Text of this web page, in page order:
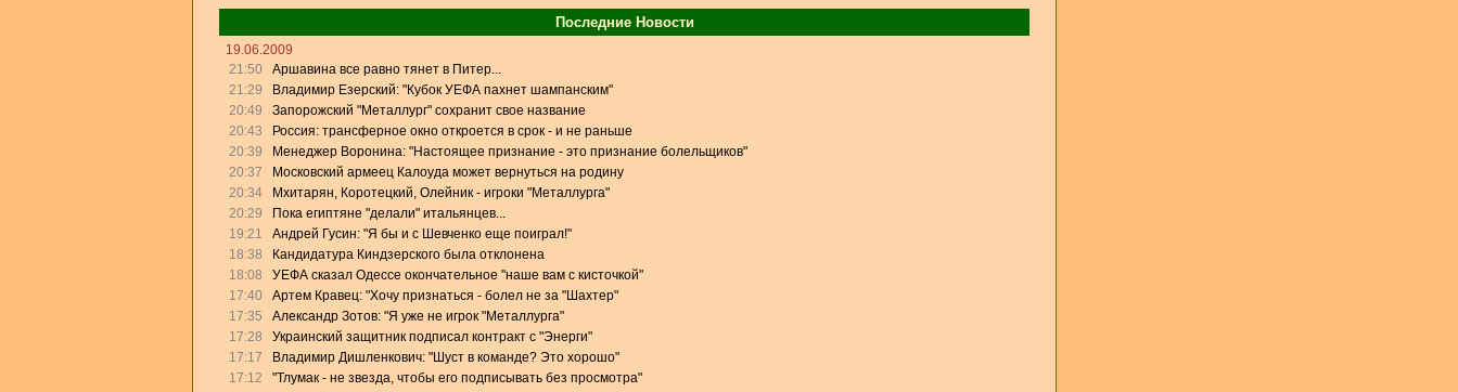
Последние Новости
19.06.2009
21:50
Аршавина все равно тянет в Питер...
21:29
Владимир Езерский: "Кубок УЕФА пахнет шампанским"
20:49
Запорожский "Металлург" сохранит свое название
20:43
Россия: трансферное окно откроется в срок - и не раньше
20:39
Менеджер Воронина: "Настоящее признание - это признание болельщиков"
20:37
Московский армеец Калоуда может вернуться на родину
20:34
Мхитарян, Коротецкий, Олейник - игроки "Металлурга"
20:29
Пока египтяне "делали" итальянцев...
19:21
Андрей Гусин: "Я бы и с Шевченко еще поиграл!"
18:38
Кандидатура Киндзерского была отклонена
18:08
УЕФА сказал Одессе окончательное "наше вам с кисточкой"
17:40
Артем Кравец: "Хочу признаться - болел не за "Шахтер"
17:35
Александр Зотов: "Я уже не игрок "Металлурга"
17:28
Украинский защитник подписал контракт с "Энерги"
17:17
Владимир Дишленкович: "Шуст в команде? Это хорошо"
17:12
"Тлумак - не звезда, чтобы его подписывать без просмотра"